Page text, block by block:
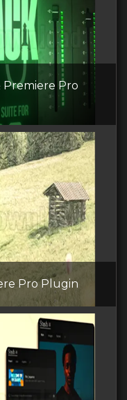
Premiere Pro
Pro Plugin